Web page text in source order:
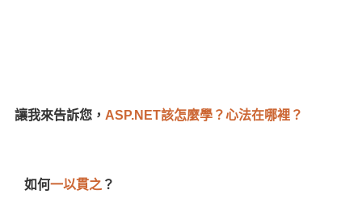
讓我來告訴您， ASP.NET該怎麼學？心法在哪裡？
如何一以貫之 ？